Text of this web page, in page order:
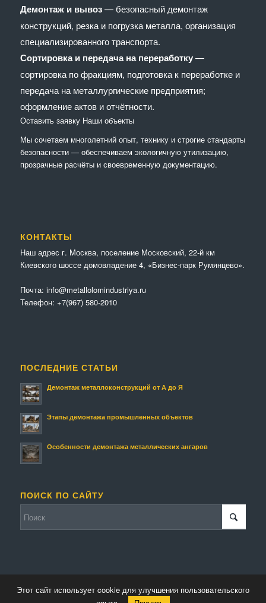
Демонтаж и вывоз— безопасный демонтаж
конструкций, резка и погрузка металла, организация
специализированного транспорта.
Сортировка и передача на переработку—
сортировка по фракциям, подготовка к переработке и
передача на металлургические предприятия;
оформление актов и отчётности.
Оставить заявку Наши объекты
Мы сочетaем многолетний опыт, технику и строгие стандарты
безопасности — обеспечиваем экологичную утилизацию,
прозрачные расчёты и своевременную документацию.
КОНТАКТЫ
Наш адрес г. Москва, поселение Московский, 22-й км
Киевского шоссе домовладение 4, «Бизнес-парк Румянцево».
Почта: info@metallolomindustriya.ru
Телефон: +7(967) 580-2010
ПОСЛЕДНИЕ СТАТЬИ
Демонтаж металлоконструкций от А до Я
Этапы демонтажа промышленных объектов
Особенности демонтажа металлических ангаров
ПОИСК ПО САЙТУ
© Копирайт - Металлолом.Персональные данные-Enfold Theme by Kriesi
Этот сайт использует cookie для улучшения пользовательского